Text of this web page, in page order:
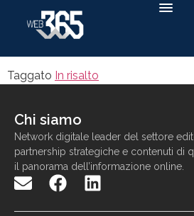
Taggato In risalto
Chi siamo
Network digitale leader del settore
partnership strategiche e contenuti di
il panorama dell ’informazione online